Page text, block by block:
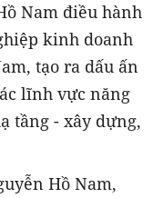
Nam điều hành
kinh doanh
tạo ra dấu ấn
lĩnh vực năng
tầng - xây dựng,
Hồ Nam,